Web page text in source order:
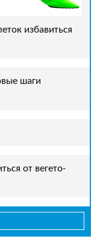
избавиться
шаги
от вегето-